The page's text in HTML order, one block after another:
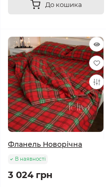
До кошика
Фланель Новорічна
В наявності
3 024 грн